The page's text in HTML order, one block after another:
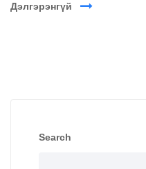
Дэлгэрэнгүй
Search